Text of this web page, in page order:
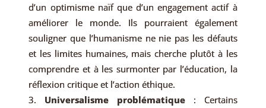
d’un optimisme naïf que d’un engagement actif à
améliorer le monde. Ils pourraient également
souligner que l’humanisme ne nie pas les défauts
et les limites humaines, mais cherche plutôt à les
comprendre et à les surmonter par l’éducation, la
réflexion critique et l’action éthique.
Universalisme problématique : Certains